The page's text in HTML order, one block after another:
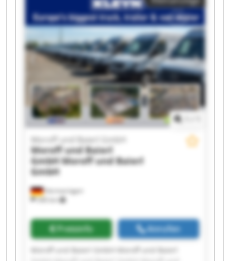
GmbH Moroff und Baierl GmbH Moroff und
Baierl GmbH Moroff und Baierl GmbH Moroff
und Baierl GmbH Moroff und Baierl GmbH
Moroff und Baierl GmbH Moroff und Baierl
GmbH Moroff und Baierl GmbH Moroff und
Baierl GmbH Moroff und Baierl GmbH Moroff
und Baierl GmbH
Hermaringen
340 km
Moroff und Baierl GmbH
Moroff und Baierl
GmbHMoroff und Baierl
GmbH
Preisinfo Anrufen
Moroff und Baierl GmbH Moroff und Baierl